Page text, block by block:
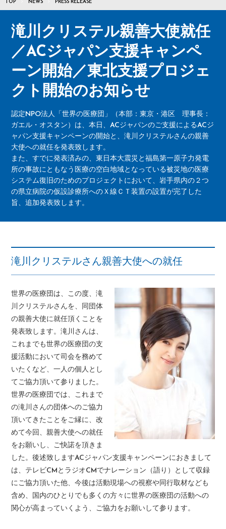
TOP NEWS PRESS RELEASE
滝川クリステル親善大使就任
／ACジャパン支援キャンペ
ーン開始／東北支援プロジェ
クト開始のお知らせ
認定NPO法人「世界の医療団」（本部：東京・港区 理事長：
ガエル・オスタン）は、本日、ACジャパンのご支援によるACジ
ャパン支援キャンペーンの開始と、滝川クリステルさんの親善
大使への就任を発表致します。
また、すでに発表済みの、東日本大震災と福島第一原子力発電
所の事故にともなう医療の空白地域となっている被災地の医療
システム復旧のためのプロジェクトにおいて、岩手県内の２つ
の県立病院の仮設診療所へのＸ線ＣＴ装置の設置が完了した
旨、追加発表致します。
滝川クリステルさん親善大使への就任
世界の医療団は、この度、滝
川クリステルさんを、同団体
の親善大使に就任頂くことを
発表致します。滝川さんは、
これまでも世界の医療団の支
援活動において司会を務めて
いたくなど、一人の個人とし
てご協力頂いて参りました。
世界の医療団では、これまで
の滝川さんの団体へのご協力
頂いてきたことをご縁に、改
めて今回、親善大使への就任
をお願いし、ご快諾を頂きま
した。後述致しますACジャパン支援キャンペーンにおきまして
は、テレビCMとラジオCMでナレーション（語り）として収録
にご協力頂いた他、今後は活動現場への視察や同行取材なども
含め、国内のひとりでも多くの方々に世界の医療団の活動への
関心が高まっていくよう、ご協力をお願いして参ります。